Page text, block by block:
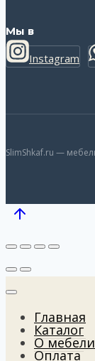
Мы в
Instagram
SlimShkaf.ru —
Главная
Каталог
О
Оплата